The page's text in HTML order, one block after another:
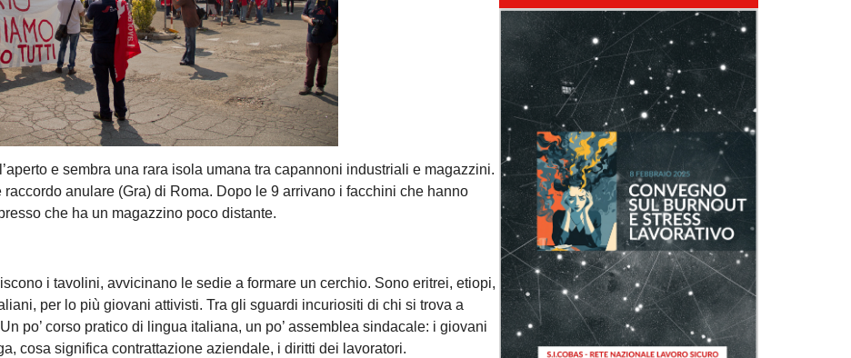
e sembra una rara isola umana tra capannoni industriali e magazzini.
anulare (Gra) di Roma. Dopo le 9 arrivano i facchini che hanno
che ha un magazzino poco distante.
i tavolini, avvicinano le sedie a formare un cerchio. Sono eritrei, etiopi,
per lo più giovani attivisti. Tra gli sguardi incuriositi di chi si trova a
po’ corso pratico di lingua italiana, un po’ assemblea sindacale: i giovani
cosa significa contrattazione aziendale, i diritti dei lavoratori.